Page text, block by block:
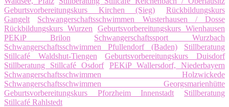
Geburtsvorbereitungskurs Kirchen (Sieg)
Rückbildungskurs
Gangelt
Schwangerschaftsschwimmen Wusterhausen / Dosse
Rückbildungskurs Wurzen
Geburtsvorbereitungskurs Wienhausen
PEKiP Brilon
Schwangerschaftssport Wurzbach
Schwangerschaftsschwimmen Pfullendorf (Baden)
Stillberatung
Stillcafé Waldshut-Tiengen
Geburtsvorbereitungskurs Duisdorf
Stillberatung Stillcafé Osdorf
PEKiP Wallersdorf, Niederbayern
Schwangerschaftsschwimmen Holzwickede
Schwangerschaftsschwimmen Georgsmarienhütte
Geburtsvorbereitungskurs Pforzheim Innenstadt
Stillberatung
Stillcafé Rahlstedt